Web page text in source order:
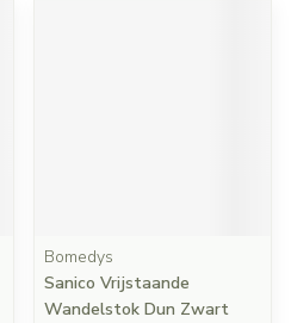
Bomedys
Sanico Vrijstaande
Wandelstok Dun Zwart